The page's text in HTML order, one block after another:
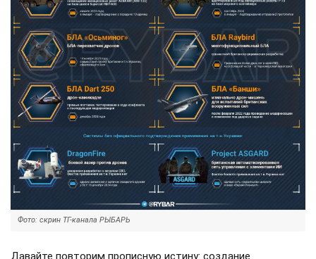
Фото: скрин ТГ-канала РЫБАРЬ
Давайте повторим прописную истину: создание